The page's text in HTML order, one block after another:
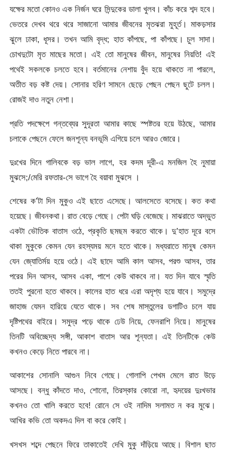
যক্ষের মতো কোনও এক নির্জন ঘরে সিন্দুকের ডালা খুলব। কাঁচ করে শব্দ হবে।
ভেতরে দেখব থরে থরে সাজানো আমার জীবনের মৃতঝরা মুহূর্ত। মাকড়সার
ঝুলে ঢাকা, ধূসর। তখন আমি বৃদ্ধ; হাত কাঁপছে, পা কাঁপছে। চুল সাদা।
চোখদুটো মৃত মাছের মতো। এই তো মানুষের জীবন, মানুষের নিয়তি! এই
পথেই সকলকে চলতে হবে। বর্তমানের নেশায় বুঁদ হয়ে থাকতে না পারলে,
অতীত বড় কষ্ট দেয়। সোনার হরিণ সামনে ছেড়ে পেছন পেছন ছুটে চলল।
রোজই দাও নতুন নেশা।
প্রতি পদক্ষেপে গন্তব্যের সুদূরতা আমার কাছে স্পষ্টতর হয়ে উঠছে, আমার
চলাকে পেছনে ফেলে জনশূন্য বনভূমি এগিয়ে চলে আরও জোরে।
দুঃখের দিনে গালিবকে বড় ভাল লাগে, হর কদম দূরী-এ মনজিল হৈ নুমায়া
মুঝসে;/মেরি রফতার-সে ভাগে হৈ বয়াবা মুঝসে ।
শেষের ক’টা দিন মুকুও এই ছাতে এসেছে। আলসেতে বসেছে। কত কথা
হয়েছে। জীবনকথা। রাত বেড়ে গেছে। পেটা ঘড়ি বেজেছে। মাঝরাতে অদ্ভুত
একটা ভৌতিক বাতাস ওঠে, প্রকৃতি ছমছম করতে থাকে। দু’হাত দূরে বসে
থাকা মুকুকে কেমন যেন রহস্যময় মনে হতে থাকে। মধ্যরাতে মানুষ কেমন
যেন জ্যোতির্ময় হয়ে ওঠে। এই ছাদে আমি কাল আসব, পরশু আসব, তার
পরের দিন আসব, আসব একা, পাশে কেউ থাকবে না। যত দিন যাবে স্মৃতি
ততই পুরনো হতে থাকবে। কালের হাত ধরে এরা অদৃশ্য হয়ে যাবে। সমুদ্রে
জাহাজ যেমন হারিয়ে যেতে থাকে। সব শেষ মাস্তুলের ডগাটিও চলে যায়
দৃষ্টিপথের বাইরে। সমুদ্র পড়ে থাকে ঢেউ নিয়ে, ফেনরাশি নিয়ে। মানুষের
তিনটি অবিচ্ছেদ্য সঙ্গী, আকাশ বাতাস আর শূন্যতা। এই তিনটিকে কেউ
কখনও কেড়ে নিতে পারবে না।
আকাশের সোনালি আগুন নিবে গেছে। গোলাপি পেখম মেলে রাত উড়ে
আসছে। বন্ধু কাঁদতে দাও, শোনো, তিরস্কার কোরো না, হৃদয়ের দুঃখভার
কখনও তো খালি করতে হবে! রোনে সে ওই নাদিম সলামত ন কর মুঝে।
আখির কভি তো অকদএ দিল বা করে কোই।
খসখস শব্দে পেছনে ফিরে তাকাতেই দেখি মুকু দাঁড়িয়ে আছে। বিশাল ছাত